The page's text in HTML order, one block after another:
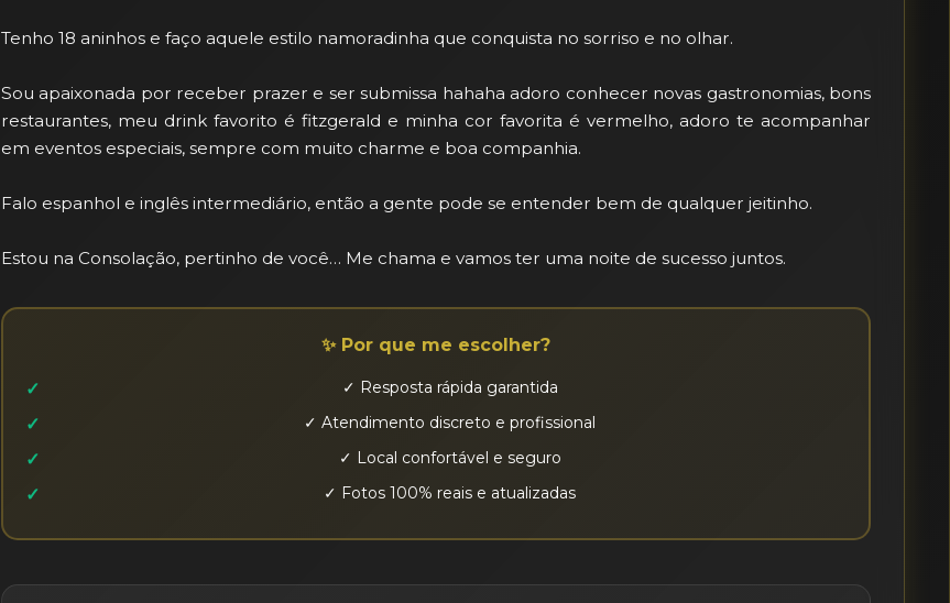
Tenho 18 aninhos e faço aquele estilo namoradinha que conquista no sorriso e no olhar.
Sou apaixonada por receber prazer e ser submissa hahaha adoro conhecer novas gastronomias, bons
restaurantes, meu drink favorito é fitzgerald e minha cor favorita é vermelho, adoro te acompanhar
em eventos especiais, sempre com muito charme e boa companhia.
Falo espanhol e inglês intermediário, então a gente pode se entender bem de qualquer jeitinho.
Estou na Consolação, pertinho de você… Me chama e vamos ter uma noite de sucesso juntos.
✨ Por que me escolher?
✓ Resposta rápida garantida
✓ Atendimento discreto e profissional
✓ Local confortável e seguro
✓ Fotos 100% reais e atualizadas